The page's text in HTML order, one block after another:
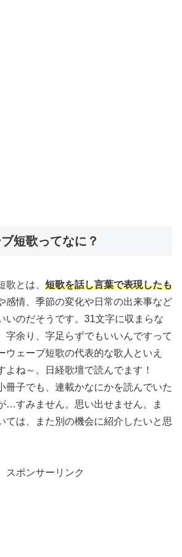
短歌ってなに？
とは、 短歌を話し言葉で表現したも
感情、季節の変化や日常の出来事など
いのだそうです。31文字に収まらな
字余り、字足らずでもいいんですって
ウェーブ短歌の代表的な歌人といえ
よね～。日経歌壇で読んでます！
子でも、連載かなにかを読んでいた
…すみません。思い出せません。ま
ては、また別の機会に紹介したいと思
スポンサーリンク